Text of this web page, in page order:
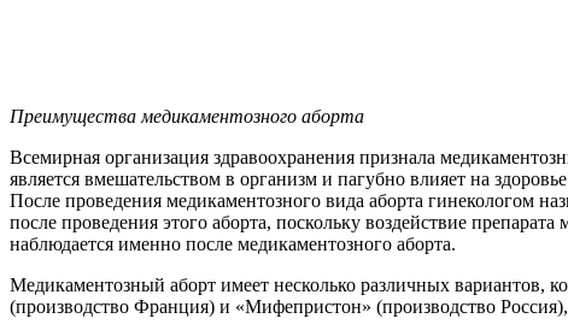
Преимущества медикаментозного аборта
Всемирная организация здравоохранения признала
является вмешательством в организм и пагубно влияет на
После проведения медикаментозного вида аборта гинекологом
после проведения этого аборта, поскольку воздействие
наблюдается именно после медикаментозного аборта.
Медикаментозный аборт имеет несколько различных вариантов,
(производство Франция) и «Мифепристон» (производство